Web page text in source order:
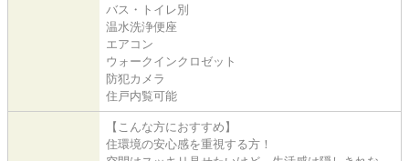
バス・トイレ別
温水洗浄便座
エアコン
ウォークインクロゼット
防犯カメラ
住戸内覧可能
【こんな方におすすめ】
住環境の安心感を重視する方！